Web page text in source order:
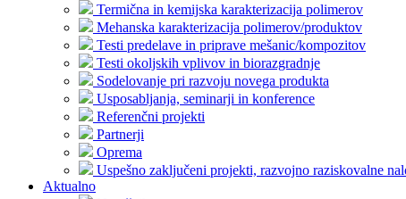
Termična in kemijska karakterizacija polimerov
Mehanska karakterizacija polimerov/produktov
Testi predelave in priprave mešanic/kompozitov
Testi okoljskih vplivov in biorazgradnje
Sodelovanje pri razvoju novega produkta
Usposabljanja, seminarji in konference
Referenčni projekti
Partnerji
Oprema
Uspešno zaključeni projekti, razvojno raziskovalne
Aktualno